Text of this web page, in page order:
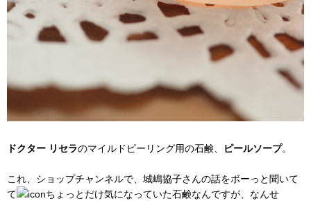
ドクター リセラのマイルドピーリング用の石鹸、 ピールソープ。
これ、ショップチャンネルで、城嶋協子さんの話をボーっと聞いて
て
ちょっとだけ気になっていた石鹸なんですが、なんせ